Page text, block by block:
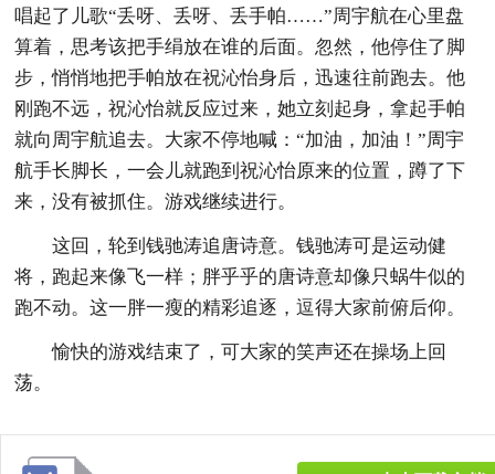
唱起了儿歌“丢呀、丢呀、丢手帕……”周宇航在心里盘
算着，思考该把手绢放在谁的后面。忽然，他停住了脚
步，悄悄地把手帕放在祝沁怡身后，迅速往前跑去。他
刚跑不远，祝沁怡就反应过来，她立刻起身，拿起手帕
就向周宇航追去。大家不停地喊：“加油，加油！”周宇
航手长脚长，一会儿就跑到祝沁怡原来的位置，蹲了下
来，没有被抓住。游戏继续进行。
这回，轮到钱驰涛追唐诗意。钱驰涛可是运动健
将，跑起来像飞一样；胖乎乎的唐诗意却像只蜗牛似的
跑不动。这一胖一瘦的精彩追逐，逗得大家前俯后仰。
愉快的游戏结束了，可大家的笑声还在操场上回
荡。